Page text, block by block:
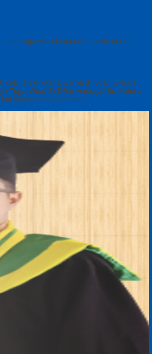
toga wisuda pun membikin semua
cap. Tidak cuma warna di jubah wisuda
Toga Wisuda Dharmasraya Sumatera
beragam sisi pandang.